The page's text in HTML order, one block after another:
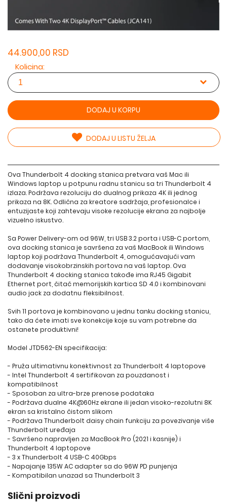
44.900,00 RSD
Kolicina:
DODAJ U KORPU
DODAJ U LISTU ŽELJA
Ova Thunderbolt 4 docking stanica pretvara vaš Mac ili
Windows laptop u potpunu radnu stanicu sa tri Thunderbolt 4
izlaza. Podržava rezoluciju do dualnog prikaza 4K ili jednog
prikaza na 8K. Odlična za kreatore sadržaja, profesionalce i
entuzijaste koji zahtevaju visoke rezolucije ekrana za najbolje
vizuelno iskustvo.
Sa Power Delivery-om od 96W, tri USB 3.2 porta i USB-C portom,
ova docking stanica je savršena za vaš MacBook ili Windows
laptop koji podržava Thunderbolt 4, omogućavajući vam
dodavanje visokobrzinskih portova na vaš laptop. Ova
Thunderbolt 4 docking stanica takođe ima RJ45 Gigabit
Ethernet port, čitač memorijskih kartica SD 4.0 i kombinovani
audio jack za dodatnu fleksibilnost.
Svih 11 portova je kombinovano u jednu tanku docking stanicu,
tako da ćete imati sve konekcije koje su vam potrebne da
ostanete produktivni!
Model JTD562-EN specifikacija:
- Pruža ultimativnu konektivnost za Thunderbolt 4 laptopove
- Intel Thunderbolt 4 sertifikovan za pouzdanost i
kompatibilnost
- Sposoban za ultra-brze prenose podataka
- Podržava dualne 4K@60Hz ekrane ili jedan visoko-rezolutni 8K
ekran sa kristalno čistom slikom
- Podržava Thunderbolt daisy chain funkciju za povezivanje više
Thunderbolt uređaja
- Savršeno napravljen za MacBook Pro (2021 i kasnije) i
Thunderbolt 4 laptopove
- 3 x Thunderbolt 4 USB-C 40Gbps
- Napajanje 135W AC adapter sa do 96W PD punjenja
- Kompatibilan unazad sa Thunderbolt 3
Slični proizvodi